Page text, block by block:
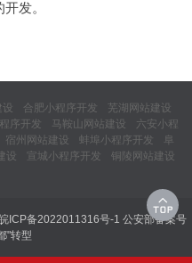
发。
设 合肥小程序开发
芜湖网站建设
序开发 马鞍山网站建设
六安小程
宿州网站建设 蚌埠小程序开发
阜
设 宣城小程序开发
铜陵网站建设
ICP备2022011316号-1 公安部备案号
"转型